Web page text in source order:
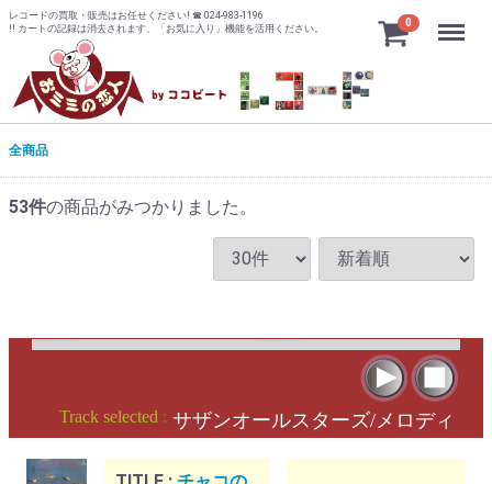
レコードの買取・販売はお任せください! ☎ 024-983-1196
!! カートの記録は消去されます、「お気に入り」機能を活用ください。
0 Menu
全商品
53件の商品がみつかりました。
Track selected : サザンオールスターズ/メロディ